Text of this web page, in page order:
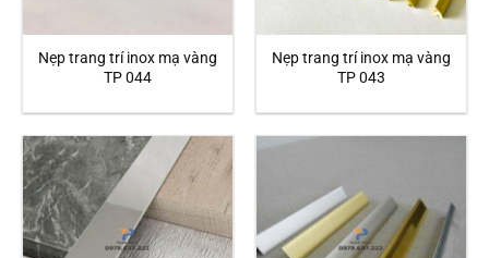
Nẹp trang trí inox mạ vàng
TP 044
Nẹp trang trí inox mạ vàng
TP 043